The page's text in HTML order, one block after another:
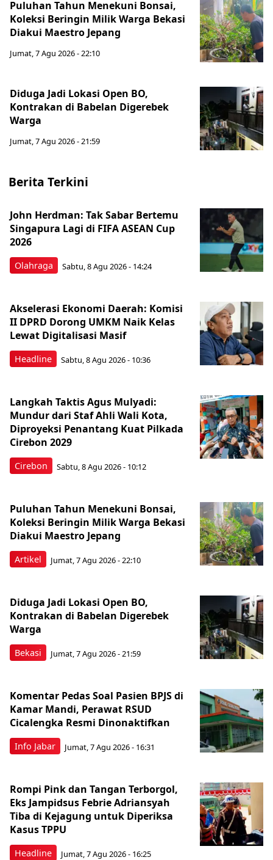
Puluhan Tahun Menekuni Bonsai,
Koleksi Beringin Milik Warga Bekasi
Diakui Maestro Jepang
Jumat, 7 Agu 2026 - 22:10
Diduga Jadi Lokasi Open BO,
Kontrakan di Babelan Digerebek
Warga
Jumat, 7 Agu 2026 - 21:59
Berita Terkini
Olahraga
John Herdman: Tak Sabar Bertemu
Singapura Lagi di FIFA ASEAN Cup
2026
Sabtu, 8 Agu 2026 - 14:24
Headline
Akselerasi Ekonomi Daerah: Komisi
II DPRD Dorong UMKM Naik Kelas
Lewat Digitalisasi Masif
Sabtu, 8 Agu 2026 - 10:36
Cirebon
Langkah Taktis Agus Mulyadi:
Mundur dari Staf Ahli Wali Kota,
Diproyeksi Penantang Kuat Pilkada
Cirebon 2029
Sabtu, 8 Agu 2026 - 10:12
Artikel
Puluhan Tahun Menekuni Bonsai,
Koleksi Beringin Milik Warga Bekasi
Diakui Maestro Jepang
Jumat, 7 Agu 2026 - 22:10
Bekasi
Diduga Jadi Lokasi Open BO,
Kontrakan di Babelan Digerebek
Warga
Jumat, 7 Agu 2026 - 21:59
Info Jabar
Komentar Pedas Soal Pasien BPJS di
Kamar Mandi, Perawat RSUD
Cicalengka Resmi Dinonaktifkan
Jumat, 7 Agu 2026 - 16:31
Headline
Rompi Pink dan Tangan Terborgol,
Eks Jampidsus Febrie Adriansyah
Tiba di Kejagung untuk Diperiksa
Kasus TPPU
Jumat, 7 Agu 2026 - 16:25